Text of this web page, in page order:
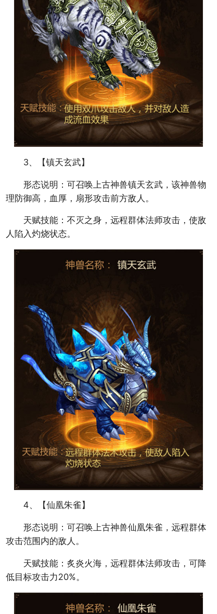
3、【镇天玄武】
形态说明：可召唤上古神兽镇天玄武，该神兽物
理防御高，血厚，扇形攻击前方敌人。
天赋技能：不灭之身，远程群体法师攻击，使敌
人陷入灼烧状态。
4、【仙凰朱雀】
形态说明：可召唤上古神兽仙凰朱雀，远程群体
攻击范围内的敌人。
天赋技能：炙炎火海，远程群体法师攻击，可降
低目标攻击力20%。